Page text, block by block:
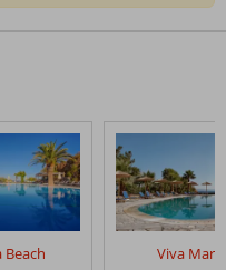
Beach Viva Mare